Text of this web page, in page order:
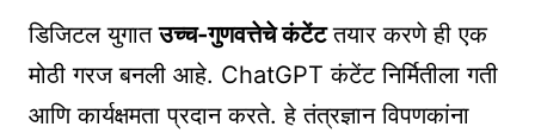
डिजिटल युगातउच्च-गुणवत्तेचे कंटेंटतयार करणे ही एक
मोठी गरज बनली आहे. ChatGPT कंटेंट निर्मितीला गती
आणि कार्यक्षमता प्रदान करते. हे तंत्रज्ञान विपणकांना